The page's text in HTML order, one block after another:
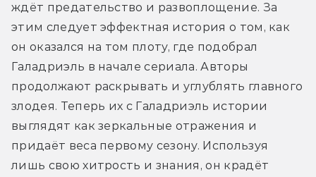
ждёт предательство и развоплощение. За
этим следует эффектная история о том, как
он оказался на том плоту, где подобрал
Галадриэль в начале сериала. Авторы
продолжают раскрывать и углублять главного
злодея. Теперь их с Галадриэль истории
выглядят как зеркальные отражения и
придаёт веса первому сезону. Используя
лишь свою хитрость и знания, он крадёт